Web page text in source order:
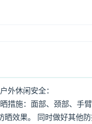
外休闲安全：
措施：面部、颈部、手
效果。 同时做好其他